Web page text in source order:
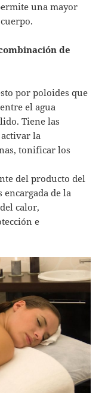
una mayor
de
por poloides que
el agua
Tiene las
la
tonificar los
del producto del
encargada de la
calor,
e